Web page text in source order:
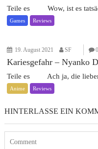
Teile es Wow, ist es
Games Reviews
19. August 2021 SF 0
Kariesgefahr – Nyanko
Teile es Ach ja, die lieben
Anime Reviews
HINTERLASSE EIN